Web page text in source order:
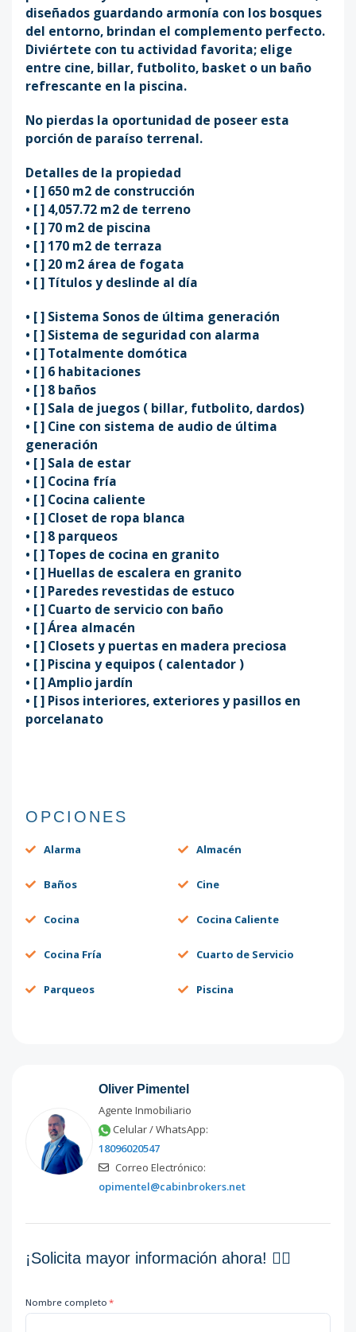
diseñados guardando armonía con los bosques
del entorno, brindan el complemento perfecto.
Diviértete con tu actividad favorita; elige
entre cine, billar, futbolito, basket o un baño
refrescante en la piscina.
No pierdas la oportunidad de poseer esta
porción de paraíso terrenal.
Detalles de la propiedad
•⁠ ⁠[ ] 650 m2 de construcción
•⁠ ⁠[ ] 4,057.72 m2 de terreno
•⁠ ⁠[ ] 70 m2 de piscina
•⁠ ⁠[ ] 170 m2 de terraza
•⁠ ⁠[ ] 20 m2 área de fogata
•⁠ ⁠[ ] Títulos y deslinde al día
•⁠ ⁠[ ] Sistema Sonos de última generación
•⁠ ⁠[ ] Sistema de seguridad con alarma
•⁠ ⁠[ ] Totalmente domótica
•⁠ ⁠[ ] 6 habitaciones
•⁠ ⁠[ ] 8 baños
•⁠ ⁠[ ] Sala de juegos ( billar, futbolito, dardos)
•⁠ ⁠[ ] Cine con sistema de audio de última
generación
•⁠ ⁠[ ] Sala de estar
•⁠ ⁠[ ] Cocina fría
•⁠ ⁠[ ] Cocina caliente
•⁠ ⁠[ ] Closet de ropa blanca
•⁠ ⁠[ ] 8 parqueos
•⁠ ⁠[ ] Topes de cocina en granito
•⁠ ⁠[ ] Huellas de escalera en granito
•⁠ ⁠[ ] Paredes revestidas de estuco
•⁠ ⁠[ ] Cuarto de servicio con baño
•⁠ ⁠[ ] Área almacén
•⁠ ⁠[ ] Closets y puertas en madera preciosa
•⁠ ⁠[ ] Piscina y equipos ( calentador )
•⁠ ⁠[ ] Amplio jardín
•⁠ ⁠[ ] Pisos interiores, exteriores y pasillos en
porcelanato
OPCIONES
Alarma Almacén
Baños Cine
Cocina Cocina Caliente
Cocina Fría Cuarto de Servicio
Parqueos Piscina
Oliver Pimentel
Agente Inmobiliario
Celular / WhatsApp:
18096020547
Correo Electrónico:
opimentel@cabinbrokers.net
¡Solicita mayor información ahora! 👇🏽
Nombre completo *